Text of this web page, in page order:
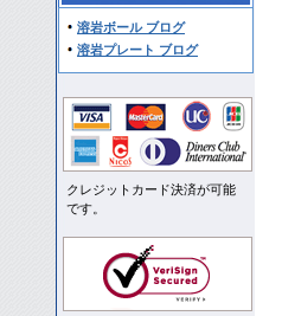
溶岩ボール ブログ
溶岩プレート ブログ
クレジットカード決済が可能
です。